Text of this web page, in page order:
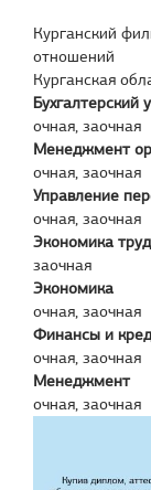
Курганский
отношений
Курганская
Бухгалтерский
очная, заочная
Менеджмент
очная, заочная
Управление
очная, заочная
Экономика
заочная
Экономика
очная, заочная
Финансы и
очная, заочная
Менеджмент
очная, заочная